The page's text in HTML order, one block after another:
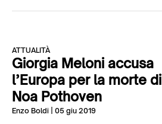
ATTUALITÀ
Giorgia Meloni accusa
l’Europa per la morte di
Noa Pothoven
Enzo Boldi | 05 giu 2019